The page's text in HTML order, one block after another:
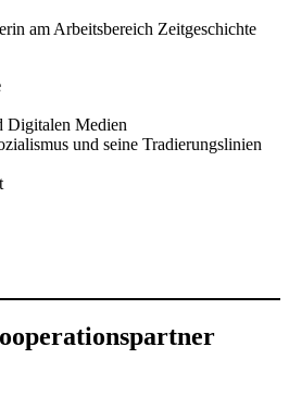
am Arbeitsbereich Zeitgeschichte
Digitalen Medien
und seine Tradierungslinien